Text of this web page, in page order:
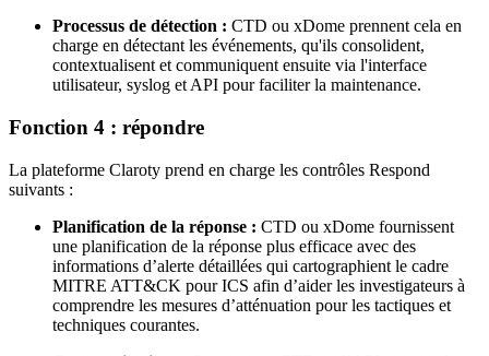
Processus de détection : CTD ou xDome prennent cela en
charge en détectant les événements, qu'ils consolident,
contextualisent et communiquent ensuite via l'interface
utilisateur, syslog et API pour faciliter la maintenance.
Fonction 4 : répondre
La plateforme Claroty prend en charge les contrôles Respond
suivants :
Planification de la réponse : CTD ou xDome fournissent
une planification de la réponse plus efficace avec des
informations d’alerte détaillées qui cartographient le cadre
MITRE ATT&CK pour ICS afin d’aider les investigateurs à
comprendre les mesures d’atténuation pour les tactiques et
techniques courantes.